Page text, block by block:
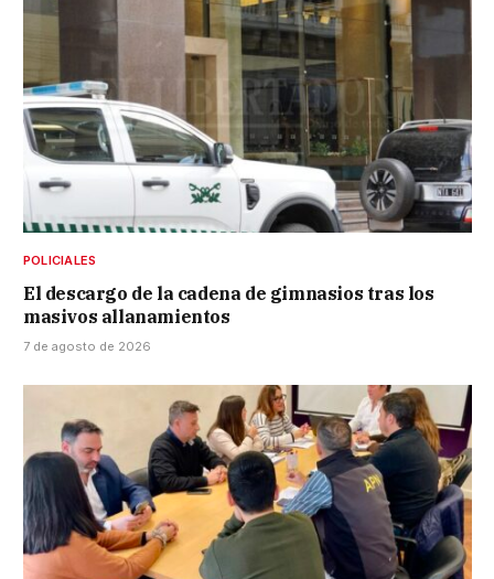
POLICIALES
El descargo de la cadena de gimnasios tras los
masivos allanamientos
7 de agosto de 2026